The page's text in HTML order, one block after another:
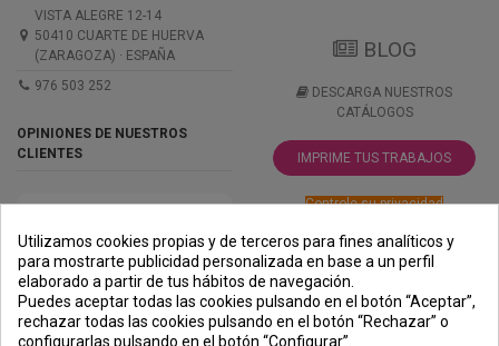
VISTA ALEGRE 12-14
50410 CUARTE DE HUERVA
(ZARAGOZA) · ESPAÑA
976 503 252
OPINIONES DE NUESTROS
CLIENTES
BLOG
DESCARGA NUESTROS
CATÁLOGOS
IMPRIME TUS TRABAJOS
Controle su privacidad
PREMIOS
METODOS
DE PAGO
ENVÍO
COMERCIO
SEGURO
Utilizamos cookies propias y de terceros para fines analíticos y
para mostrarte publicidad personalizada en base a un perfil
elaborado a partir de tus hábitos de navegación.
Puedes aceptar todas las cookies pulsando en el botón “Aceptar”,
rechazar todas las cookies pulsando en el botón “Rechazar” o
configurarlas pulsando en el botón “Configurar”.